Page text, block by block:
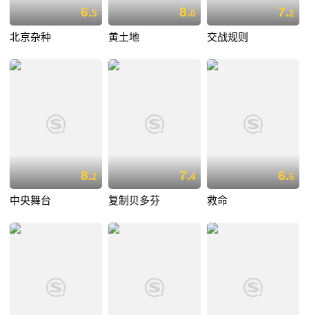
6.5
北京杂种
8.0
黄土地
7.2
交战规则
8.2
中央舞台
7.4
复制贝多芬
6.6
救命